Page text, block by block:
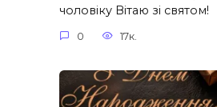
чоловіку Вітаю зі святом!
0 17к.